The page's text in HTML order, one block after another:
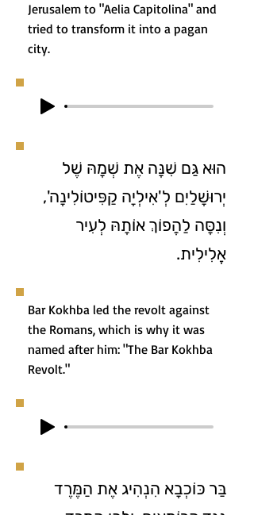
Jerusalem to "Aelia Capitolina" and
tried to transform it into a pagan
city.
הוּא גַּם שִׁנָּה אֶת שְׁמָהּ שֶׁל
יְרוּשָׁלַיִם לְ'אִילְיָה קַפִּיטוֹלִינָה',
וְנִסָּה לַהֲפוֹךְ אוֹתָהּ לְעִיר
אֱלִילִית.
Bar Kokhba led the revolt against
the Romans, which is why it was
named after him: "The Bar Kokhba
Revolt."
בַּר כּוֹכְבָא הִנְהִיג אֶת הַמֶּרֶד